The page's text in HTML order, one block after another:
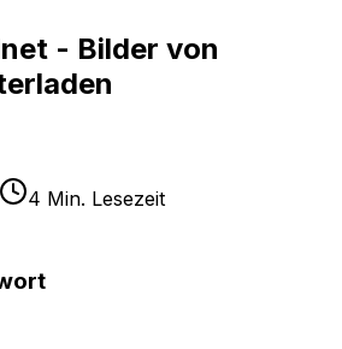
- Bilder von
4 Min. Lesezeit